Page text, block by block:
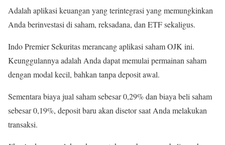
Adalah aplikasi keuangan yang terintegrasi yang memungkinkan
Anda berinvestasi di saham, reksadana, dan ETF sekaligus.
Indo Premier Sekuritas merancang aplikasi saham OJK ini.
Keunggulannya adalah Anda dapat memulai permainan saham
dengan modal kecil, bahkan tanpa deposit awal.
Sementara biaya jual saham sebesar 0,29% dan biaya beli saham
sebesar 0,19%, deposit baru akan disetor saat Anda melakukan
transaksi.